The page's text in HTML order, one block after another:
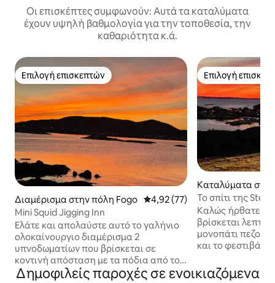
Οι επισκέπτες συμφωνούν: Αυτά τα καταλύματα
έχουν υψηλή βαθμολογία για την τοποθεσία, την
καθαριότητα κ.ά.
Επιλογή επισκεπτών
Επιλογή επισκεπτών
Διαμέρισμα στην πόλη Fogo Μέση βαθμολογία: 4,92 στα 5,
4,92 (77)
Mini Squid Jigging Inn
Ελάτε και απολαύστε αυτό το γαλήνιο
ολοκαίνουργιο διαμέρισμα 2
υπνοδωματίων που βρίσκεται σε
κοντινή απόσταση με τα πόδια από το
παγκοσμίου φήμης Brimstone Head -
Επιλογή
Επιλογή
Καταλύματα
o
Το σπίτι της
Καλώς ήρθατε
βρίσκεται λεπτά
μονοπάτι
και το φεστιβάλ
ήσυχο μέρος
μπορείτε να
Δημοφιλείς παροχές σε ενοικιαζόμενα